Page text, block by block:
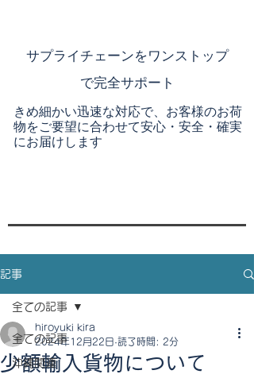
​サプライチェーンをワンストップ
で完全サポート
きめ細かい迅速な対応で、お客様のお荷
物をご要望に合わせて安心・安全・確実
にお届けします
記事
全ての記事
沖縄関連
全ての記事
少額輸入貨物について
hiroyuki kira
2024年12月22日 読了時間: 2分